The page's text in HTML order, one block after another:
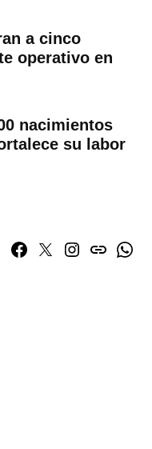
a cinco
operativo en
nacimientos
su labor
Facebook
TwitterInstagram
issuu